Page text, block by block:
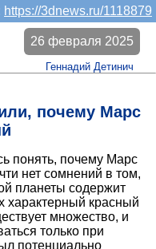
https://3dnews.ru/1118879
почему Марс
26 февраля 2025
Геннадий Детинич
понять, почему Марс
нет сомнений в том,
планеты содержит
характерный красный
множество, и
только при
потенциально